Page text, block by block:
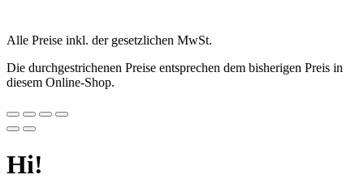
Alle Preise inkl. der gesetzlichen MwSt.
Die durchgestrichenen Preise entsprechen dem bisherigen Preis in
diesem Online-Shop.
Hi!